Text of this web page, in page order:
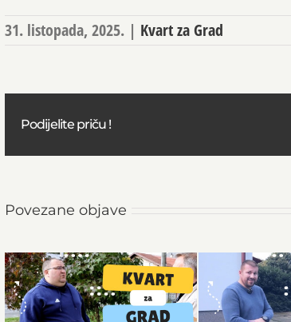
31. listopada, 2025. | Kvart za Grad
Podijelite priču !
Povezane objave